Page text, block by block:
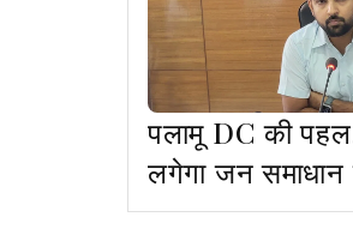
पलामू DC की
लगेगा जन समाधान